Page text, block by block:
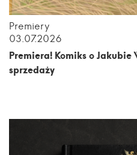
Premiery
03.07.2026
Premiera! Komiks o Jakubie
sprzedaży